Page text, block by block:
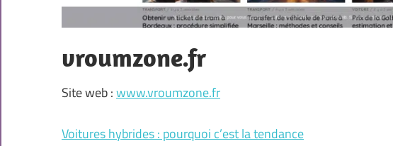
vroumzone.fr
Site web :www.vroumzone.fr
Voitures hybrides : pourquoi c’est la tendance